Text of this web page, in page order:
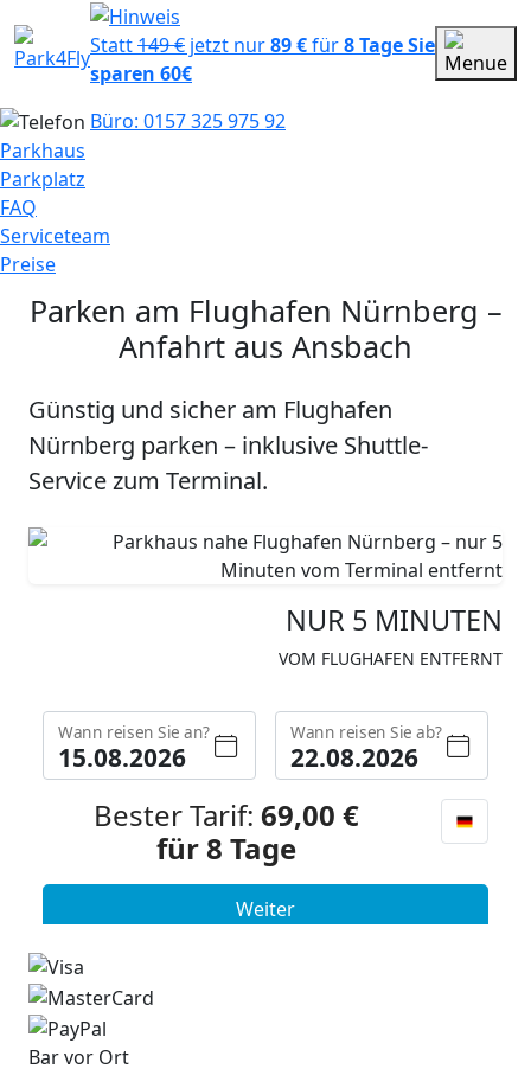
Statt149 € jetzt nur89 €für8 TageSie
sparen 60€
Büro: 0157 325 975 92
Parkhaus
Parkplatz
FAQ
Serviceteam
Preise
Parken am Flughafen Nürnberg –
Anfahrt aus Ansbach
Günstig und sicher am Flughafen
Nürnberg parken – inklusive Shuttle-
Service zum Terminal.
NUR 5 MINUTEN
VOM FLUGHAFEN ENTFERNT
Bar vor Ort